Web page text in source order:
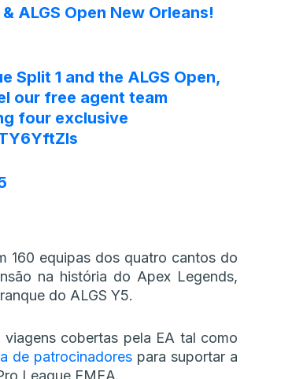
ALGS Open New Orleans!
Split 1 and the ALGS Open,
our free agent team
four exclusive
160 equipas dos quatro cantos do
na história do Apex Legends,
do ALGS Y5.
cobertas pela EA tal como
de patrocinadores para suportar a